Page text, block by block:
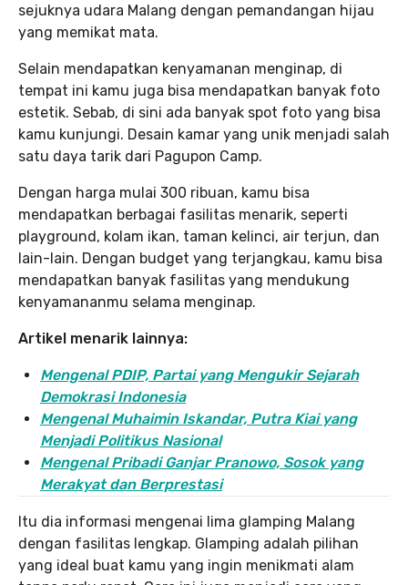
sejuknya udara Malang dengan pemandangan hijau
yang memikat mata.
Selain mendapatkan kenyamanan menginap, di
tempat ini kamu juga bisa mendapatkan banyak foto
estetik. Sebab, di sini ada banyak spot foto yang bisa
kamu kunjungi. Desain kamar yang unik menjadi salah
satu daya tarik dari Pagupon Camp.
Dengan harga mulai 300 ribuan, kamu bisa
mendapatkan berbagai fasilitas menarik, seperti
playground, kolam ikan, taman kelinci, air terjun, dan
lain-lain. Dengan budget yang terjangkau, kamu bisa
mendapatkan banyak fasilitas yang mendukung
kenyamananmu selama menginap.
Artikel menarik lainnya:
Mengenal PDIP, Partai yang Mengukir Sejarah
Demokrasi Indonesia
Mengenal Muhaimin Iskandar, Putra Kiai yang
Menjadi Politikus Nasional
Mengenal Pribadi Ganjar Pranowo, Sosok yang
Merakyat dan Berprestasi
Itu dia informasi mengenai lima glamping Malang
dengan fasilitas lengkap. Glamping adalah pilihan
yang ideal buat kamu yang ingin menikmati alam